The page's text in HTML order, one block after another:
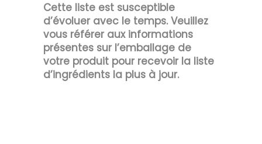
Cette liste est susceptible
d’évoluer avec le temps. Veuillez
vous référer aux informations
présentes sur l’emballage de
votre produit pour recevoir la liste
d’ingrédients la plus à jour.